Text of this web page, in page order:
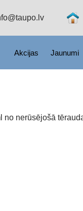
Akcijas Jaunumi
no nerūsējošā